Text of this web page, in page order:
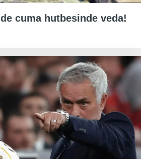
cuma hutbesinde veda!